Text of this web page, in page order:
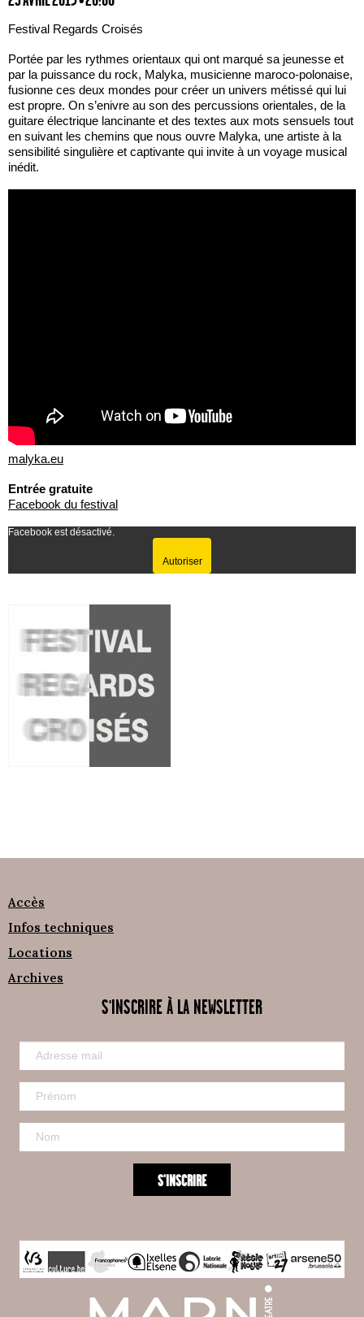
Festival Regards Croisés
Portée par les rythmes orientaux qui ont marqué sa jeunesse et
par la puissance du rock, Malyka, musicienne maroco-polonaise,
fusionne ces deux mondes pour créer un univers métissé qui lui
est propre. On s’enivre au son des percussions orientales, de la
guitare électrique lancinante et des textes aux mots sensuels tout
en suivant les chemins que nous ouvre Malyka, une artiste à la
sensibilité singulière et captivante qui invite à un voyage musical
inédit.
malyka.eu
Entrée gratuite
Facebook du festival
Facebook est désactivé.
Autoriser
Accès
Infos techniques
Locations
Archives
S'INSCRIRE À LA NEWSLETTER